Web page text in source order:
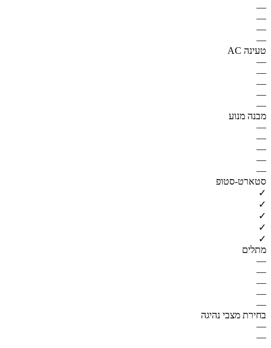
—
—
—
—
טעינה AC
—
—
—
—
—
מבנה מנוע
—
—
—
—
—
סטארט-סטופ
✓
✓
✓
✓
✓
מתלים
—
—
—
—
—
בחירת מצבי נהיגה
—
—